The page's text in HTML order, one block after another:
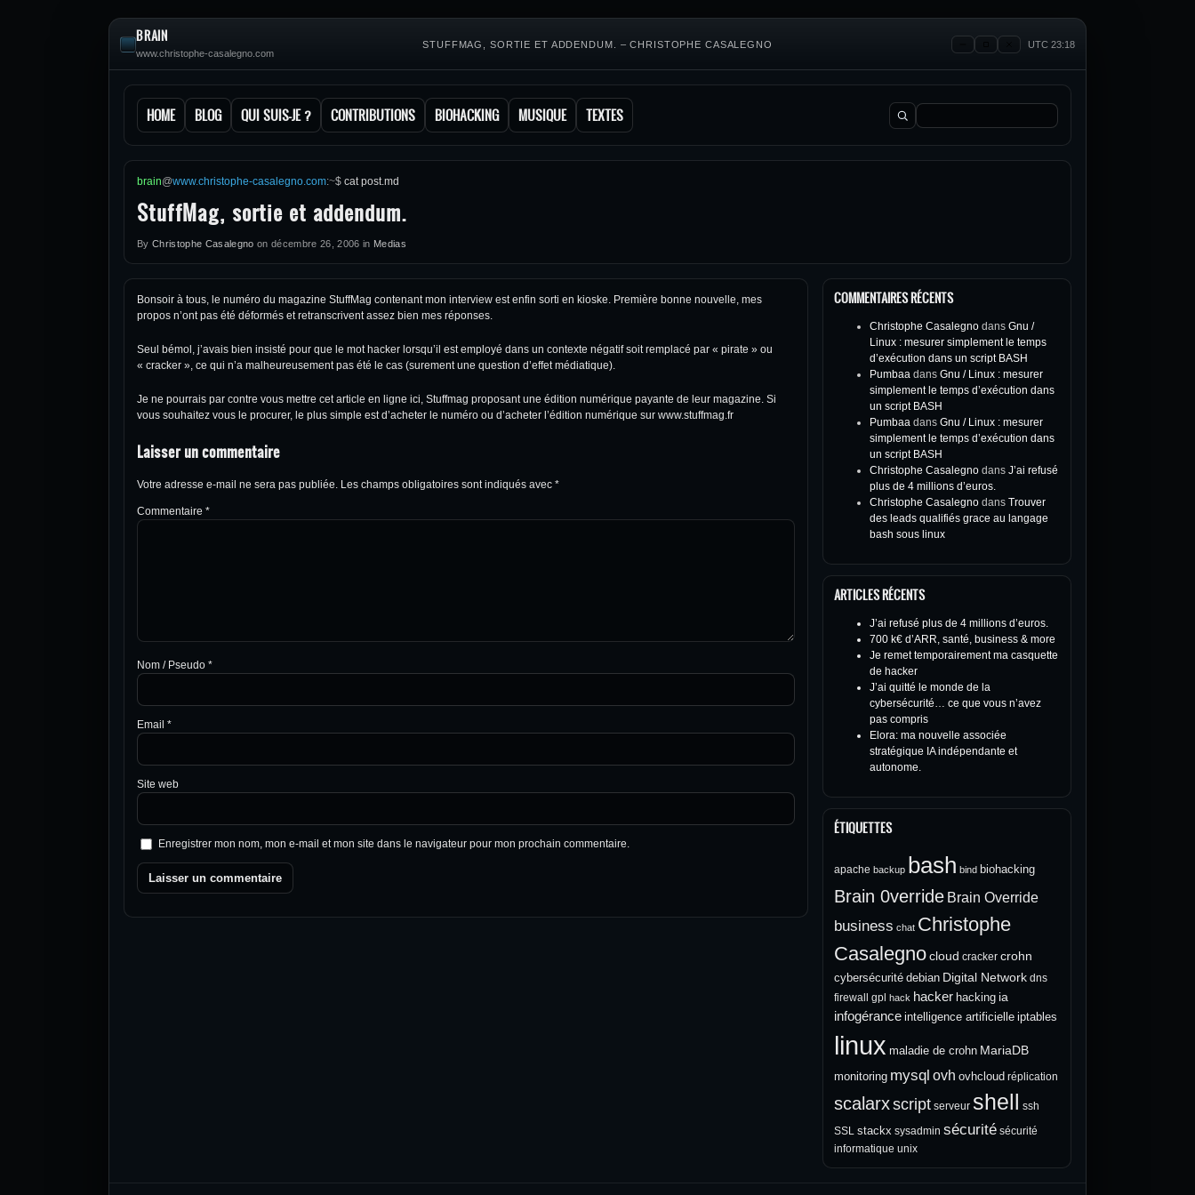
BRAIN
www.christophe-casalegno.com
STUFFMAG, SORTIE ET ADDENDUM. – CHRISTOPHE CASALEGNO UTC 23:18
HOME BLOG QUI SUIS-JE ? CONTRIBUTIONS BIOHACKING MUSIQUE TEXTES Rechercher :
brain@www.christophe-casalegno.com:~$ cat post.md
StuffMag, sortie et addendum.
By Christophe Casalegno on décembre 26, 2006 in Medias
Bonsoir à tous, le numéro du magazine StuffMag contenant mon interview est enfin sorti en kioske. Première bonne nouvelle, mes
propos n’ont pas été déformés et retranscrivent assez bien mes réponses.
Seul bémol, j’avais bien insisté pour que le mot hacker lorsqu’il est employé dans un contexte négatif soit remplacé par « pirate » ou
« cracker », ce qui n’a malheureusement pas été le cas (surement une question d’effet médiatique).
Je ne pourrais par contre vous mettre cet article en ligne ici, Stuffmag proposant une édition numérique payante de leur magazine. Si
vous souhaitez vous le procurer, le plus simple est d’acheter le numéro ou d’acheter l’édition numérique sur www.stuffmag.fr
Laisser un commentaire
Votre adresse e-mail ne sera pas publiée. Les champs obligatoires sont indiqués avec *
Commentaire *
Nom / Pseudo *
Email *
Site web
Enregistrer mon nom, mon e-mail et mon site dans le navigateur pour mon prochain commentaire.
COMMENTAIRES RÉCENTS
Christophe Casalegno dans Gnu /
Linux : mesurer simplement le temps
d’exécution dans un script BASH
Pumbaa dans Gnu / Linux : mesurer
simplement le temps d’exécution dans
un script BASH
Pumbaa dans Gnu / Linux : mesurer
simplement le temps d’exécution dans
un script BASH
Christophe Casalegno dans J’ai refusé
plus de 4 millions d’euros.
Christophe Casalegno dans Trouver
des leads qualifiés grace au langage
bash sous linux
ARTICLES RÉCENTS
J’ai refusé plus de 4 millions d’euros.
700 k€ d’ARR, santé, business & more
Je remet temporairement ma casquette
de hacker
J’ai quitté le monde de la
cybersécurité… ce que vous n’avez
pas compris
Elora: ma nouvelle associée
stratégique IA indépendante et
autonome.
ÉTIQUETTES
apache backup bash bind biohacking
Brain 0verride Brain Override
business chat Christophe
Casalegnocloud cracker crohn
cybersécurité debian Digital Network dns
firewall
gpl hack hacker hacking ia
infogérance intelligence artificielle iptables
linux maladie de crohn MariaDB
monitoring mysql ovh ovhcloud réplication
scalarxscript serveur shell
ssh
SSL stackx sysadmin sécurité sécurité
informatique unix